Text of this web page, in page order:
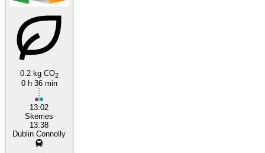
0.2 kg CO2
0 h 36 min
13:02
Skerries
13:38
Dublin Connolly